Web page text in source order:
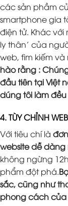
các sản phầm
smartphone gia
điện tử. Khác với
ly thân’ của
web, tìm kiếm và
hào rằng :
đầu tiên tại Việt
dúng tôi làm
4. TÙY CHỈNH
Với tiêu chí là
website dễ dàng
không ngừng
phẩm đột phá.
sắc, cũng như
phong cách